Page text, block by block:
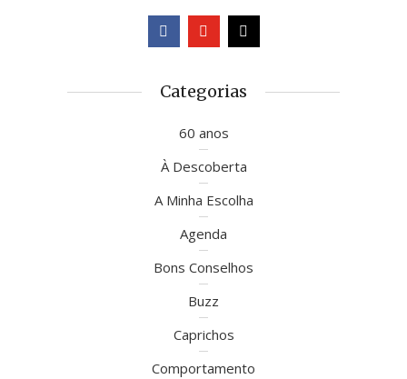
Categorias
60 anos
À Descoberta
A Minha Escolha
Agenda
Bons Conselhos
Buzz
Caprichos
Comportamento